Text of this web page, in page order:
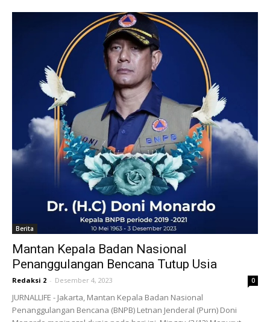
Berita
Mantan Kepala Badan Nasional
Penanggulangan Bencana Tutup Usia
Redaksi 2 - Desember 4, 2023 0
JURNALLIFE - Jakarta, Mantan Kepala Badan Nasional
Penanggulangan Bencana (BNPB) Letnan Jenderal (Purn) Doni